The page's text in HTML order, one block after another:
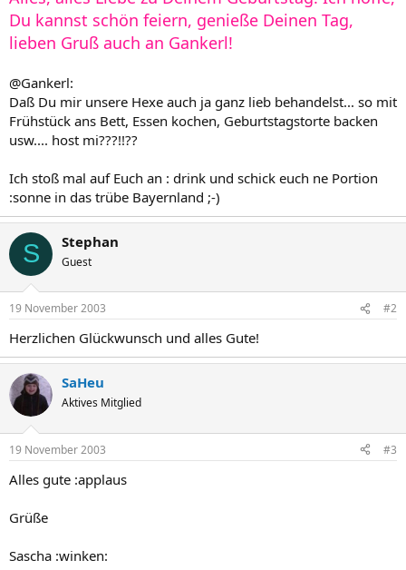
Du kannst schön feiern, genieße Deinen Tag,
lieben Gruß auch an Gankerl!
@Gankerl:
Daß Du mir unsere Hexe auch ja ganz lieb behandelst... so mit
Frühstück ans Bett, Essen kochen, Geburtstagstorte backen
usw.... host mi???!!??
Ich stoß mal auf Euch an : drink und schick euch ne Portion
:sonne in das trübe Bayernland ;-)
S Stephan
Guest
19 November 2003 #2
Herzlichen Glückwunsch und alles Gute!
SaHeu
Aktives Mitglied
19 November 2003 #3
Alles gute :applaus
Grüße
Sascha :winken: